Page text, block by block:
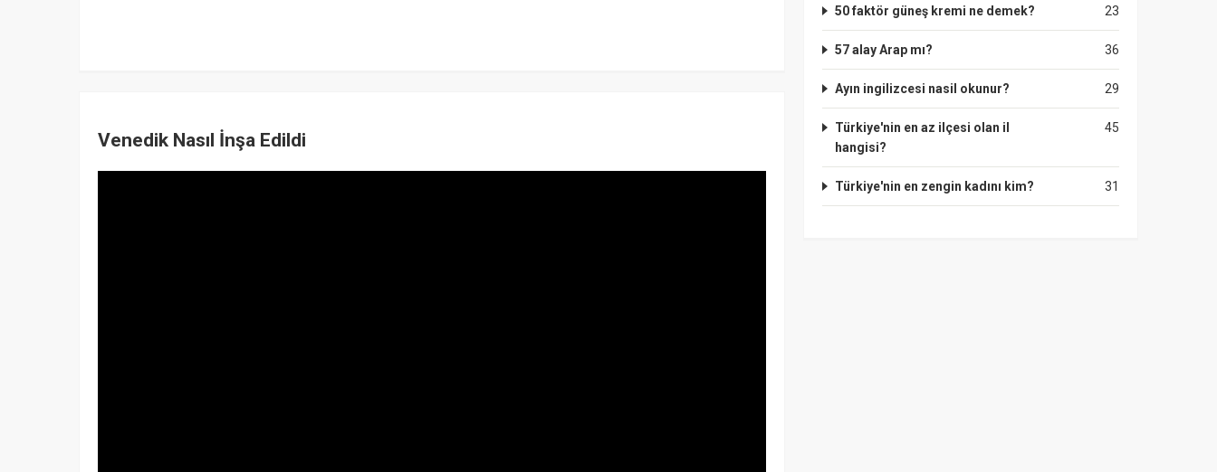
Venedik Nasıl İnşa Edildi
23
50 faktör güneş kremi ne demek?
36
57 alay Arap mı?
29
Ayın ingilizcesi nasil okunur?
45
Türkiye'nin en az ilçesi olan il
hangisi?
31
Türkiye'nin en zengin kadını kim?